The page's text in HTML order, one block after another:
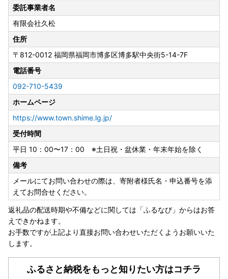
夏季休業日
8月13日（木）～8月16日（日）
---------------------
事務所移転に伴う休業日
8月24日（月）・8月25日（火）
※寄附申込は上記期間も受け付けております。
◆お問い合わせは窓口対応日に順次ご返信いたします。
◆事務所移転に伴う休業日（8月24日・25日）にお急ぎのご
用件がございましたら、志免町役場（TEL：092-935-185
4）までご連絡ください。
◆返礼品の発送については、各ページの記載内容をご確認く
ださい。
◆返礼品ページに記載の納期よりお時間をいただく場合がご
ざいます。
【窓口対応日：土日祝除く平日10時～17時】
---------------------
委託事業者名
有限会社久松
住所
〒812-0012 福岡県福岡市博多区博多駅中央街5-14-7F
電話番号
092-710-5439
ホームページ
https://www.town.shime.lg.jp/
受付時間
平日 10：00〜17：00 ※土日祝・盆休業・年末年始を除く
備考
メールにてお問い合わせの際は、寄附者様氏名・申込番号を添
えてお問合せください。
返礼品の配送時期や不備などに関しては「ふるなび」からはお答
えできかねます。
お手数ですが上記より直接お問い合わせいただくようお願いいた
します。
ふるさと納税をもっと知りたい方はコチラ